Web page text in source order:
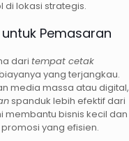
lokasi strategis.
Pemasaran
dari tempat cetak
yang terjangkau.
media massa atau digital,
spanduk lebih efektif dari
membantu bisnis kecil dan
yang efisien.